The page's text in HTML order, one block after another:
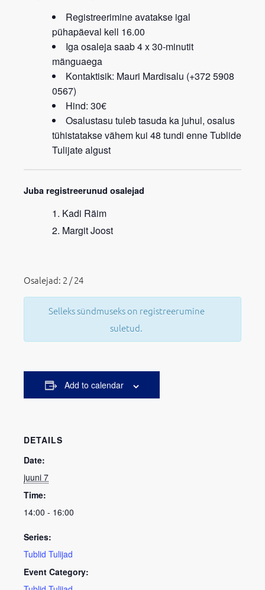
Registreerimine avatakse igal
pühapäeval kell 16.00
Iga osaleja saab 4 x 30-minutit
mänguaega
Kontaktisik: Mauri Mardisalu (+372 5908
0567)
Hind: 30€
Osalustasu tuleb tasuda ka juhul, osalus
tühistatakse vähem kui 48 tundi enne Tublide
Tulijate algust
Juba registreerunud osalejad
Kadi Räim
Margit Joost
Osalejad: 2 / 24
Selleks sündmuseks on registreerumine
suletud.
Add to calendar
DETAILS
Date:
juuni 7
Time:
14:00 - 16:00
Series:
Tublid Tulijad
Event Category: